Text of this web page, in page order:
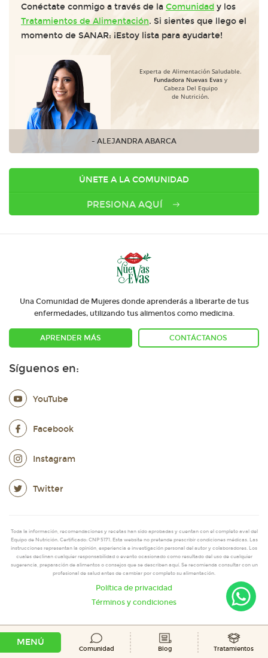
Conéctate conmigo a través de la Comunidad y los
Tratamientos de Alimentación. Si sientes que llego el
momento de SANAR: ¡Estoy lista para ayudarte!
Experta de Alimentación Saludable.
Fundadora Nuevas Evas y
Cabeza Del Equipo
de Nutrición.
- ALEJANDRA ABARCA
ÚNETE A LA COMUNIDAD
PRESIONA AQUÍ
Una Comunidad de Mujeres donde aprenderás a liberarte de tus
enfermedades, utilizando tus alimentos como medicina.
APRENDER MÁS CONTÁCTANOS
Síguenos en:
YouTube
Facebook
Instagram
Twitter
Toda la información, recomendaciones y recetas han sido aprobadas y cuentan con el completo aval del
Equipo de Nutrición. Certificado: CNP 5171. Esta website no pretende prescribir condiciones médicas. Las
instrucciones representan la opinión, experiencia e investigación personal del autor y colaboradores. Los
cuales declinan cualquier responsabilidad o evento ocasionado como resultado del uso de cualquier
sugerencia, preparación de alimentos o consejos que se describen aquí. Se recomienda consultar con un
profesional de salud antes de cambiar por completo su alimentación.
Política de privacidad
Términos y condiciones
MENÚ
Comunidad Blog Tratamientos